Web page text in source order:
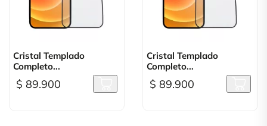
Cristal Templado
Completo...
$ 89.900
Cristal Templado
Completo...
$ 89.900